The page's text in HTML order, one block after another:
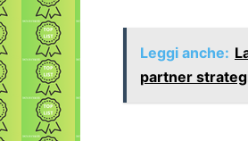
Leggi anche:
partner